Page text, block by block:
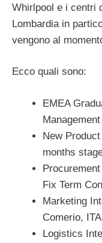
Whirlpool e i centri
Lombardia in
vengono al
Ecco quali sono:
EMEA
New
months
Fix Term
Marketing
Comerio,
Logistics